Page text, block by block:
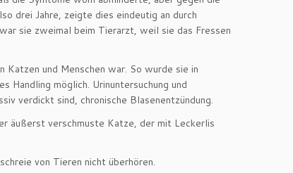
drei Jahre, zeigte dies eindeutig an durch
sie zweimal beim Tierarzt, weil sie das Fressen
und Menschen war. So wurde sie in
Handling möglich. Urinuntersuchung und
verdickt sind, chronische Blasenentzündung.
äußerst verschmuste Katze, der mit Leckerlis
von Tieren nicht überhören.